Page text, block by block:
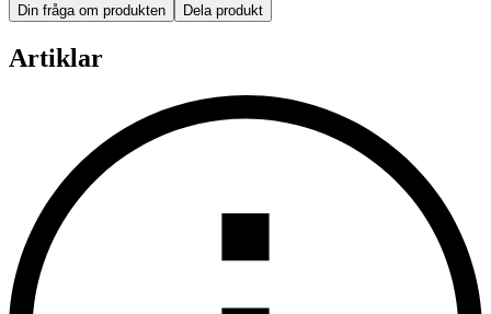
Din fråga om produkten Dela produkt
Artiklar